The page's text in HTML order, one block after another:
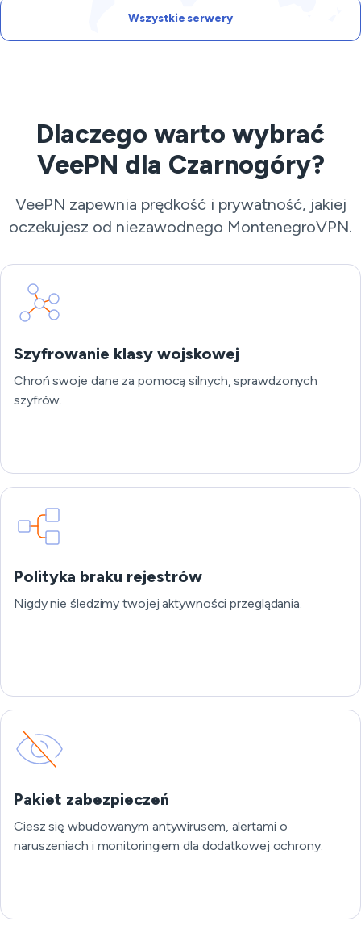
Wszystkie serwery
Dlaczego warto wybrać
VeePN dla Czarnogóry?
VeePN zapewnia prędkość i prywatność, jakiej
oczekujesz od niezawodnego MontenegroVPN.
Szyfrowanie klasy wojskowej
Chroń swoje dane za pomocą silnych, sprawdzonych
szyfrów.
Polityka braku rejestrów
Nigdy nie śledzimy twojej aktywności przeglądania.
Pakiet zabezpieczeń
Ciesz się wbudowanym antywirusem, alertami o
naruszeniach i monitoringiem dla dodatkowej ochrony.